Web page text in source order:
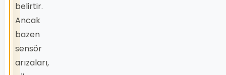
belirtir.
Ancak
bazen
sensör
arızaları,